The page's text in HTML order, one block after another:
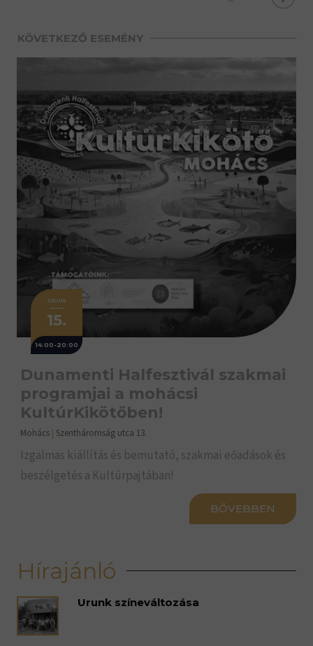
KÖVETKEZŐ ESEMÉNY
JÚLIUS
15.
14:00-20:00
Dunamenti Halfesztivál szakmai
programjai a mohácsi
KultúrKikötőben!
Mohács | Szentháromság utca 13.
Izgalmas kiállítás és bemutató, szakmai eőadások és
beszélgetés a Kultúrpajtában!
BŐVEBBEN
Hírajánló
Urunk színeváltozása